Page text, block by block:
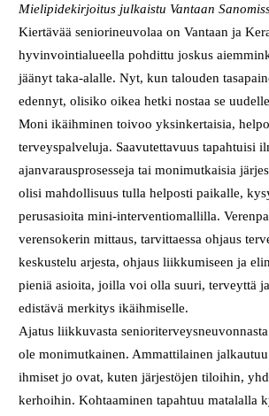
Mielipidekirjoitus julkaistu Vantaan
Kiertävää seniorineuvolaa on Vantaan ja
hyvinvointialueella pohdittu joskus
jäänyt taka-alalle. Nyt, kun talouden
edennyt, olisiko oikea hetki nostaa se
Moni ikäihminen toivoo yksinkertaisia,
terveyspalveluja. Saavutettavuus tapahtuisi
ajanvarausprosesseja tai monimutkaisia
olisi mahdollisuus tulla helposti paikalle,
perusasioita mini-interventiomallilla.
verensokerin mittaus, tarvittaessa ohjaus
keskustelu arjesta, ohjaus liikkumiseen ja
pieniä asioita, joilla voi olla suuri, terveyttä
edistävä merkitys ikäihmiselle.
Ajatus liikkuvasta
ole monimutkainen. Ammattilainen jalkautuu
ihmiset jo ovat, kuten järjestöjen tiloihin,
kerhoihin. Kohtaaminen tapahtuu matalalla